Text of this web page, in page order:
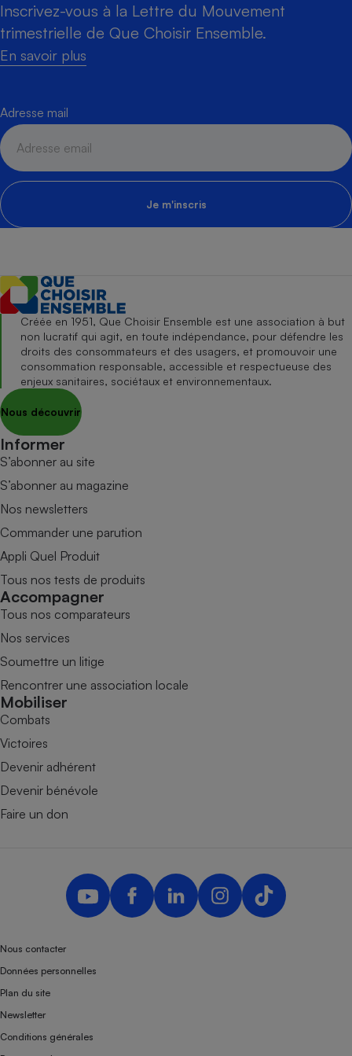
Inscrivez-vous à la Lettre du Mouvement
trimestrielle de Que Choisir Ensemble.
En savoir plus
Adresse mail
Je m'inscris
Créée en 1951, Que Choisir Ensemble est une association à but
non lucratif qui agit, en toute indépendance, pour défendre les
droits des consommateurs et des usagers, et promouvoir une
consommation responsable, accessible et respectueuse des
enjeux sanitaires, sociétaux et environnementaux.
Nous découvrir
Informer
S’abonner au site
S’abonner au magazine
Nos newsletters
Commander une parution
Appli Quel Produit
Tous nos tests de produits
Accompagner
Tous nos comparateurs
Nos services
Soumettre un litige
Rencontrer une association locale
Mobiliser
Combats
Victoires
Devenir adhérent
Devenir bénévole
Faire un don
Nous contacter
Données personnelles
Plan du site
Newsletter
Conditions générales